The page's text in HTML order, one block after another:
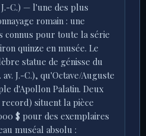
C.) — l'une des plus
romain : une
connus pour toute la série
quinze en musée. Le
statue de génisse du
J.-C.), qu'Octave/Auguste
d'Apollon Palatin. Deux
situent la pièce
$ pour des exemplaires
muséal absolu :